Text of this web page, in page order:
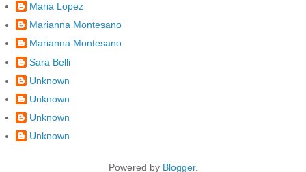
Maria Lopez
Marianna Montesano
Marianna Montesano
Sara Belli
Unknown
Unknown
Unknown
Unknown
Powered by Blogger.